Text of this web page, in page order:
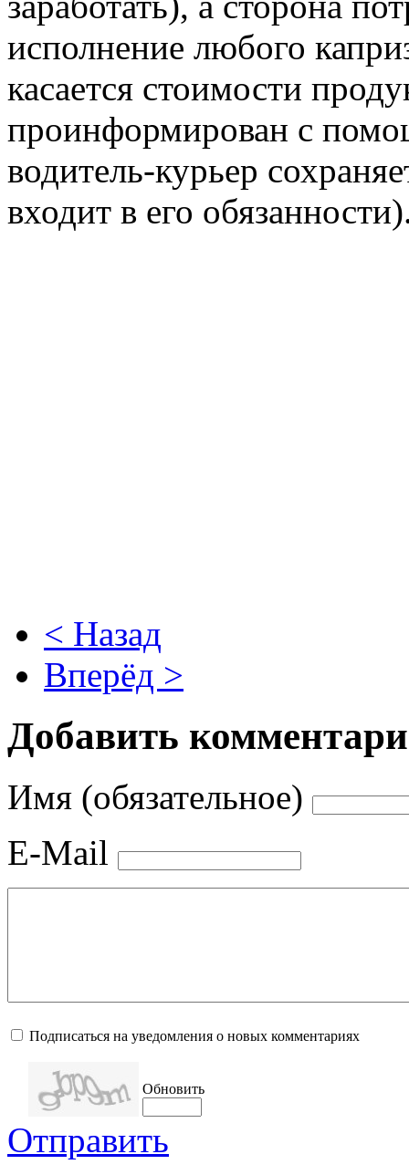
исполнение любого
касается стоимости
проинформирован с
водитель-курьер
входит в его
< Назад
Вперёд >
Добавить
Имя (обязательное)
E-Mail
Подписаться на уведомления о новых комментариях
Обновить
Отправить